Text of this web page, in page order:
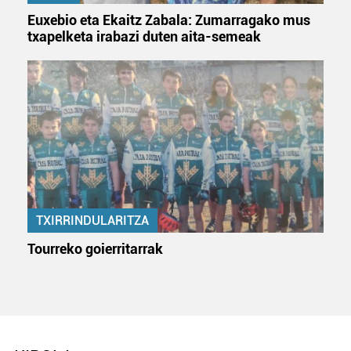
Euxebio eta Ekaitz Zabala: Zumarragako mus
txapelketa irabazi duten aita-semeak
TXIRRINDULARITZA
Tourreko goierritarrak